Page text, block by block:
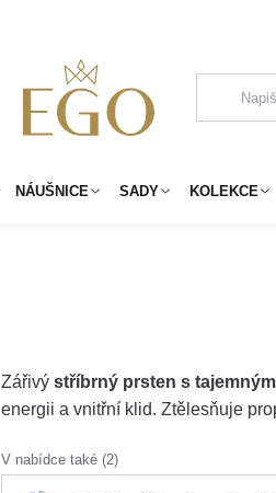
NÁUŠNICE SADY KOLEKCE
Zářivýstříbrný prsten s
energii a vnitřní klid. Ztělesňuje
V nabídce také (2)